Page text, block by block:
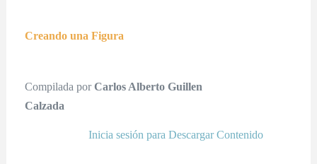
Creando una Figura
Compilada porCarlos Alberto Guillen
Calzada
Inicia sesión para Descargar Contenido